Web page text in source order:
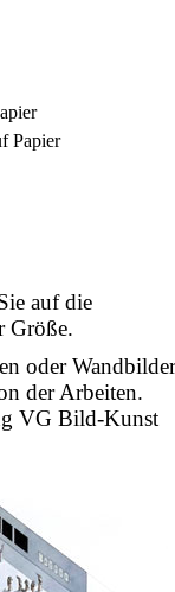
Papier
auf die
Größe.
oder
der Arbeiten.
VG Bild-Kunst